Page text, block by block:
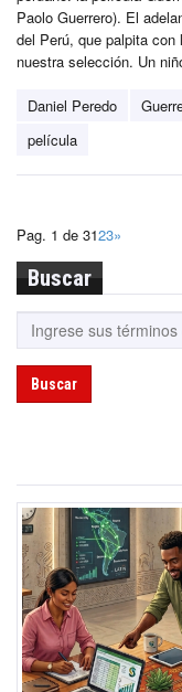
Paolo Guerrero). El
del Perú, que palpita
nuestra selección. Un
Daniel Peredo
película
Pag. 1 de 3123»
Buscar
Buscar